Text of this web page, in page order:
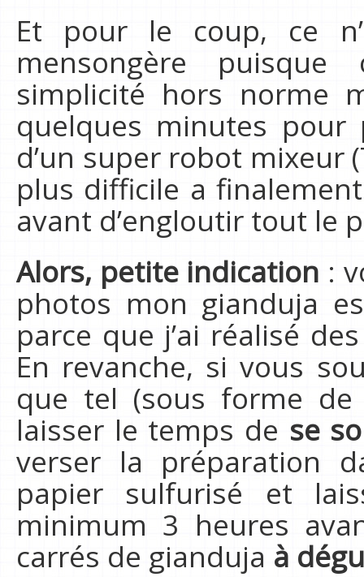
Et pour le coup, ce
mensongère
simplicité hors norme
quelques minutes
d’un super robot mixeur
plus difficile a
avant d’engloutir tout le
Alors, petite indication :
photos mon gianduja
parce que j’ai réalisé
En revanche, si vous
que tel (sous forme
laisser le temps de se
verser la préparation
papier sulfurisé et
minimum 3 heures
carrés de gianduja à